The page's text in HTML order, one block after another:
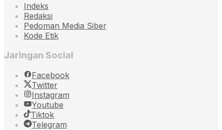
Indeks
Redaksi
Pedoman Media Siber
Kode Etik
Jaringan Social
Facebook
Twitter
Instagram
Youtube
Tiktok
Telegram